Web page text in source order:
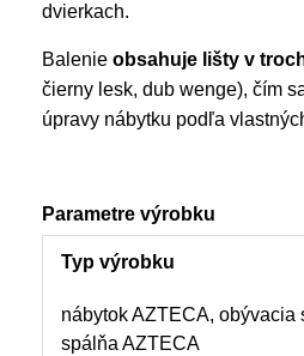
dvierkach.
Balenie obsahuje lišty v
čierny lesk, dub wenge), čím
úpravy nábytku podľa
Parametre výrobku
Typ výrobku
nábytok AZTECA, obývacia
spálňa AZTECA